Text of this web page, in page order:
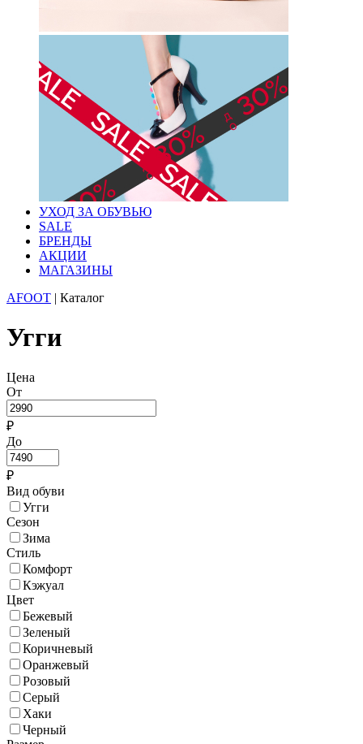
УХОД ЗА ОБУВЬЮ
SALE
БРЕНДЫ
АКЦИИ
МАГАЗИНЫ
AFOOT | Каталог
Угги
Цена
От
₽
До
₽
Вид обуви
Угги
Сезон
Зима
Стиль
Комфорт
Кэжуал
Цвет
Бежевый
Зеленый
Коричневый
Оранжевый
Розовый
Серый
Хаки
Черный